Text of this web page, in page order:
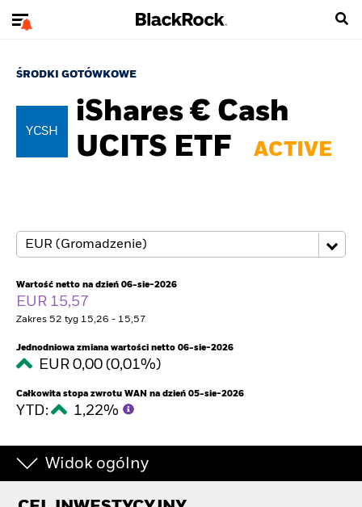
ŚRODKI GOTÓWKOWE
YCSH
iShares € Cash
UCITS ETF
ACTIVE
Wartość netto na dzień 06-sie-2026
EUR 15,57
Zakres 52 tyg 15,26 - 15,57
Jednodniowa zmiana wartości netto 06-sie-2026
EUR 0,00 (0,01%)
Całkowita stopa zwrotu WAN na dzień 05-sie-2026
YTD: 1,22%
Widok ogólny